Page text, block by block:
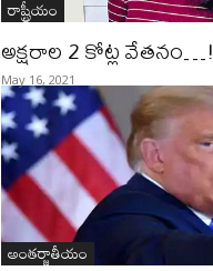
రాష్ట్రీయం
అక్షరాల 2 కోట్ల వేతనం…!
May 16, 2021
అంతర్జాతీయం